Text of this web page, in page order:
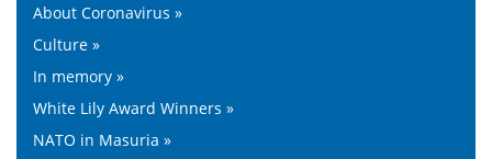
About Coronavirus »
Culture »
In memory »
White Lily Award Winners »
NATO in Masuria »